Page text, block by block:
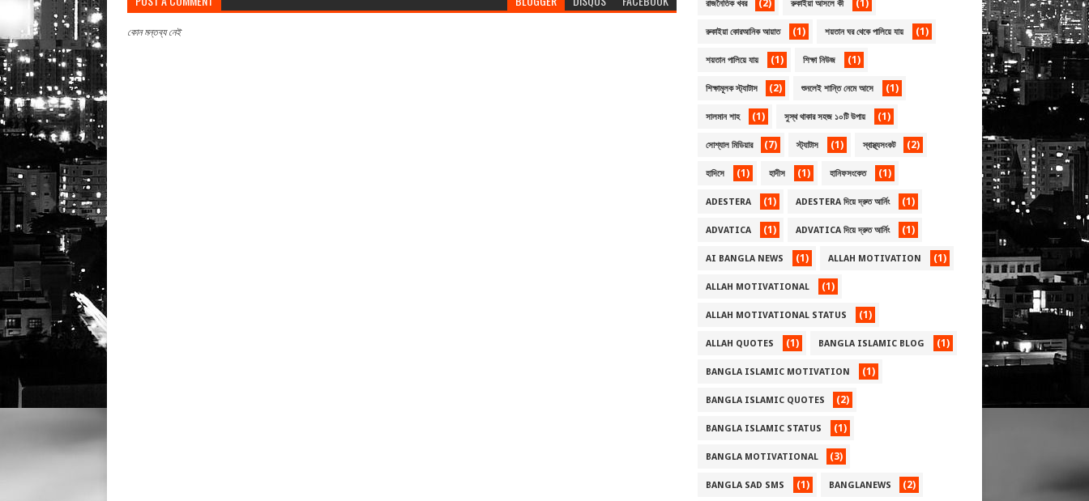
কোন মন্তব্য নেই
রাজনৈতিক খবর (2) রুকাইয়া আসলে কী (1)
রুকাইয়া কোরআনিক আয়াত (1) শয়তান ঘর থেকে পালিয়ে যায় (1)
শয়তান পালিয়ে যায় (1) শিক্ষা নিউজ (1)
শিক্ষামূলক স্ট্যাটাস (2) শুনলেই শান্তি নেমে আসে (1)
সালমান শাহ (1) সুস্থ থাকার সহজ ১০টি উপায় (1)
সোশ্যাল মিডিয়ার (7) স্ট্যাটাস (1) স্বাস্থ্যসংকট (2)
হাদিসে (1) হাদীস (1) হানিফসংকেত (1)
ADESTERA (1) ADESTERA দিয়ে দ্রুত আর্নিং (1)
ADVATICA (1) ADVATICA দিয়ে দ্রুত আর্নিং (1)
AI BANGLA NEWS (1) ALLAH MOTIVATION (1)
ALLAH MOTIVATIONAL (1)
ALLAH MOTIVATIONAL STATUS (1)
ALLAH QUOTES (1) BANGLA ISLAMIC BLOG (1)
BANGLA ISLAMIC MOTIVATION (1)
BANGLA ISLAMIC QUOTES (2)
BANGLA ISLAMIC STATUS (1)
BANGLA MOTIVATIONAL (3)
BANGLA SAD SMS (1) BANGLANEWS (2)